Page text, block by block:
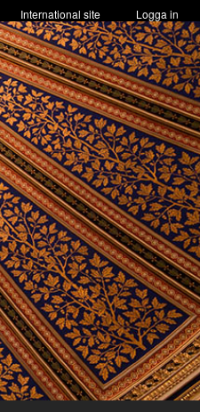
Logga in
International site